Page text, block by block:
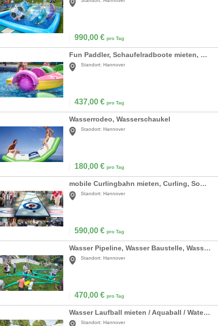
990,00 € pro Tag
Fun Paddler, Schaufelradboote mieten, Wasserspass
Standort: Hannover
437,00 € pro Tag
Wasserrodeo, Wasserschaukel
Standort: Hannover
180,00 € pro Tag
mobile Curlingbahn mieten, Curling, Sommer-Curling
Standort: Hannover
590,00 € pro Tag
Wasser Pipeline, Wasser Baustelle, Wasserbahn
Standort: Hannover
470,00 € pro Tag
Wasser Laufball mieten / Aquaball / Water Walking Ball
Standort: Hannover